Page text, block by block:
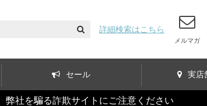
詳細検索はこちら
メルマガ
セール 実店
弊社を騙る詐欺サイトにご注意ください